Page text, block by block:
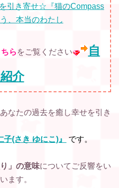
引き寄せ☆『猫のCompass
、本当のわたし
ら をご覧ください
自
介
なたの過去を癒し幸せを引き
子(さき ゆにこ)』
です。
」の意味について ご反響をい
います。